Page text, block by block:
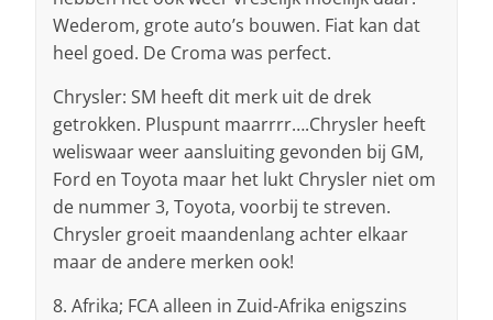
Wederom, grote auto’s bouwen. Fiat kan dat
heel goed. De Croma was perfect.
Chrysler: SM heeft dit merk uit de drek
getrokken. Pluspunt maarrrr….Chrysler heeft
weliswaar weer aansluiting gevonden bij GM,
Ford en Toyota maar het lukt Chrysler niet om
de nummer 3, Toyota, voorbij te streven.
Chrysler groeit maandenlang achter elkaar
maar de andere merken ook!
8. Afrika; FCA alleen in Zuid-Afrika enigszins